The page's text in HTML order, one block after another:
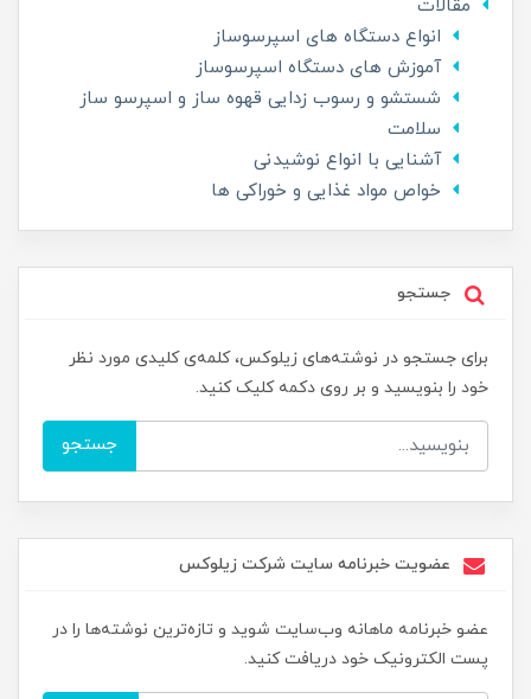
مقالات
انواع دستگاه های اسپرسوساز
آموزش های دستگاه اسپرسوساز
شستشو و رسوب زدایی قهوه ساز و اسپرسو ساز
سلامت
آشنایی با انواع نوشیدنی
خواص مواد غذایی و خوراکی ها
جستجو
برای جستجو در نوشته‌های زیلوکس، کلمه‌ی کلیدی مورد نظر
خود را بنویسید و بر روی دکمه کلیک کنید.
جستجو
عضویت خبرنامه سایت شرکت زیلوکس
عضو خبرنامه ماهانه وب‌سایت شوید و تازه‌ترین نوشته‌ها را در
پست الکترونیک خود دریافت کنید.